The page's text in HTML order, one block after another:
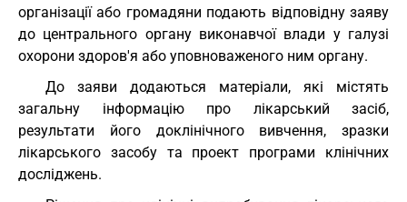
організації або громадяни подають відповідну заяву
до центрального органу виконавчої влади у галузі
охорони здоров'я або уповноваженого ним органу.
До заяви додаються матеріали, які містять
загальну інформацію про лікарський засіб,
результати його доклінічного вивчення, зразки
лікарського засобу та проект програми клінічних
досліджень.